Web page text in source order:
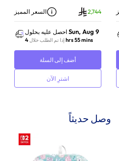
Controller لاسلكية – أبيض
السعر المميز 2,744
احصل عليه بحلول Sun, Aug 9
إذا تم الطلب خلال 4 hrs 55 mins
أضف إلى السلة
اشترِ الآن
وصل حديثاً